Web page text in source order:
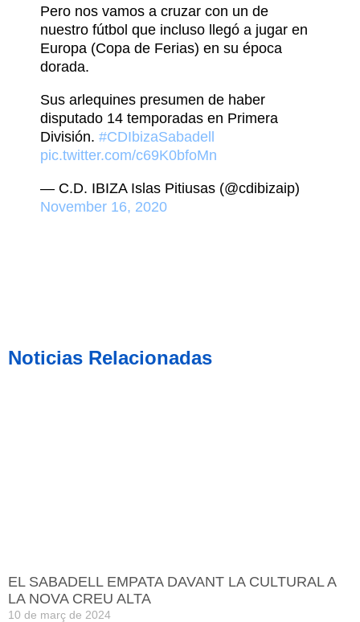
Pero nos vamos a cruzar con un de
nuestro fútbol que incluso llegó a jugar en
Europa (Copa de Ferias) en su época
dorada.
Sus arlequines presumen de haber
disputado 14 temporadas en Primera
División. #CDIbizaSabadell
pic.twitter.com/c69K0bfoMn
— C.D. IBIZA Islas Pitiusas (@cdibizaip)
November 16, 2020
Noticias Relacionadas
EL SABADELL EMPATA DAVANT LA CULTURAL A
LA NOVA CREU ALTA
10 de març de 2024